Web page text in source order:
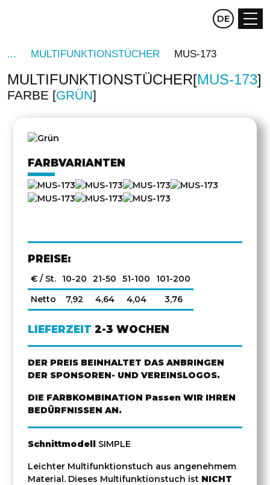
CZ EN
DE
MULTIFUNKTIONSTÜCHER MUS-173
MULTIFUNKTIONSTÜCHER MUS-173
FARBE GRÜN
FARBVARIANTEN
PREISE:
€ / St. 10-20 21-50 51-100
101-200
Netto
7,92 4,64 4,04 3,76
LIEFERZEIT 2-3 WOCHEN
DER PREIS BEINHALTET DAS ANBRINGEN
DER SPONSOREN- UND VEREINSLOGOS.
DIE FARBKOMBINATION Passen WIR IHREN
BEDÜRFNISSEN AN.
Schnittmodell SIMPLE
Leichter Multifunktionstuch aus angenehmem
Material. Dieses Multifunktionstuch ist NICHT